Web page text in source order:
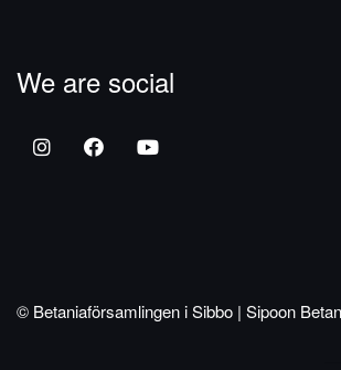
We are social
© Betaniaförsamlingen i Sibbo | Sipoon